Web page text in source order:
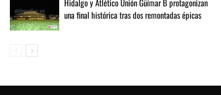
Hidalgo y Atlético Unión Güímar B protagonizan
una final histórica tras dos remontadas épicas